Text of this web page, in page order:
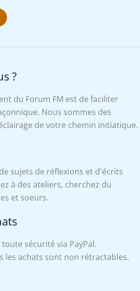
?
du Forum FM est de faciliter
Nous sommes des
de votre chemin initiatique.
sujets de réflexions et d'écrits
à des ateliers, cherchez du
et soeurs.
sécurité via PayPal.
les achats sont non rétractables.